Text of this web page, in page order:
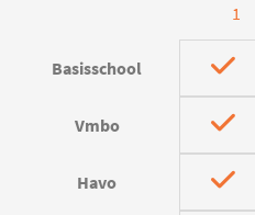
1
Basisschool
Vmbo
Havo